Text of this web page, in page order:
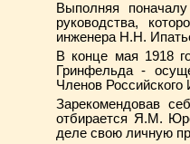
Выполняя
руководства,
инженера Н.Н.
В конце мая 1918
Гринфельда -
Членов
Зарекомендовав
отбирается Я.М.
деле свою личную